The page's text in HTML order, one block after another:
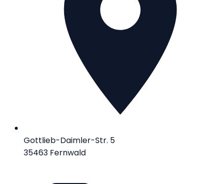
Gottlieb-Daimler-Str. 5
35463 Fernwald